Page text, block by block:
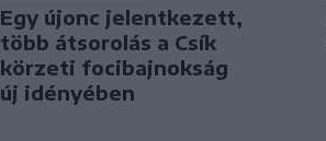
Egy újonc jelentkezett,
több átsorolás a Csík
körzeti focibajnokság
új idényében